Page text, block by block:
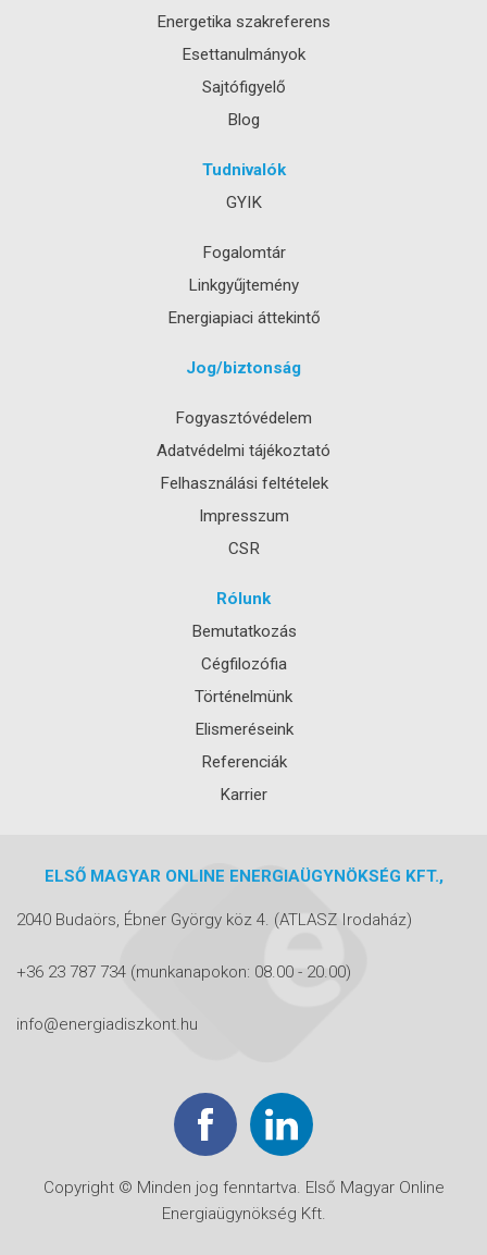
Energetika szakreferens
Esettanulmányok
Sajtófigyelő
Blog
Tudnivalók
GYIK
Fogalomtár
Linkgyűjtemény
Energiapiaci áttekintő
Jog/biztonság
Fogyasztóvédelem
Adatvédelmi tájékoztató
Felhasználási feltételek
Impresszum
CSR
Rólunk
Bemutatkozás
Cégfilozófia
Történelmünk
Elismeréseink
Referenciák
Karrier
ELSŐ MAGYAR ONLINE ENERGIAÜGYNÖKSÉG KFT.,
2040 Budaörs, Ébner György köz 4. (ATLASZ Irodaház)
+36 23 787 734 (munkanapokon: 08.00 - 20.00)
info@energiadiszkont.hu
Copyright © Minden jog fenntartva. Első Magyar Online
Energiaügynökség Kft.